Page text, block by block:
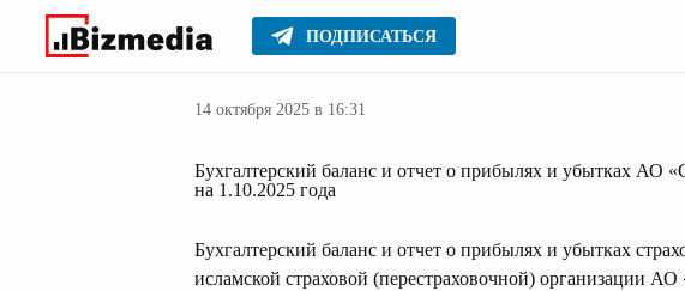
ПОДПИСАТЬСЯ
Главное Новости Финансовые новости Казахстана
14 октября 2025 в 16:31
Бухгалтерский баланс и отчет о прибылях и убытках АО
на 1.10.2025 года
Бухгалтерский баланс и отчет о прибылях и убытках
исламской страховой (перестраховочной) организации